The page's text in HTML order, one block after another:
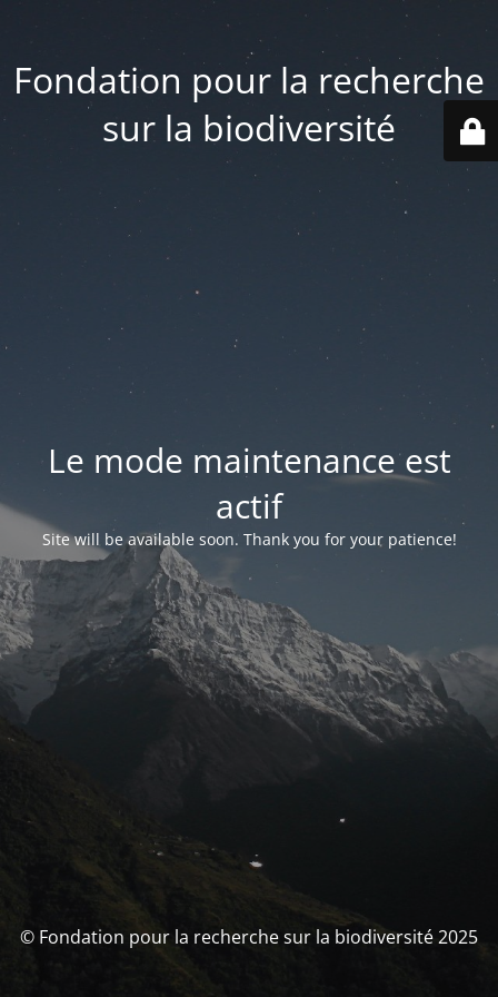
Fondation pour la recherche
sur la biodiversité
Le mode maintenance est
actif
Site will be available soon. Thank you for your patience!
© Fondation pour la recherche sur la biodiversité 2025